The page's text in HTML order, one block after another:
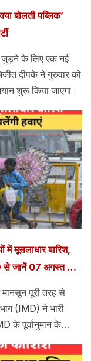
बोलती पब्लिक’
जुड़ने के लिए एक नई
दीपके ने गुरुवार को
शुरू किया जाएगा।
मूसलाधार बारिश,
से जानें 07 अगस्त का
पूरी तरह से
(IMD) ने भारी
के पूर्वानुमान के